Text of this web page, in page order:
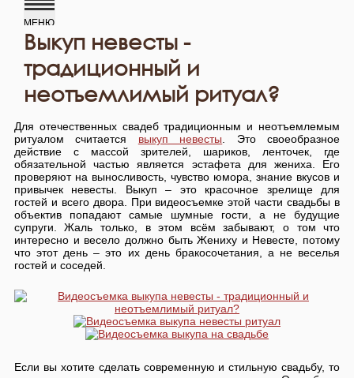
Выкуп невесты -
традиционный и
неотъемлимый ритуал?
Для отечественных свадеб традиционным и неотъемлемым
ритуалом считается выкуп невесты. Это своеобразное
действие с массой зрителей, шариков, ленточек, где
обязательной частью является эстафета для жениха. Его
проверяют на выносливость, чувство юмора, знание вкусов и
привычек невесты. Выкуп – это красочное зрелище для
гостей и всего двора. При видеосъемке этой части свадьбы в
объектив попадают самые шумные гости, а не будущие
супруги. Жаль только, в этом всём забывают, о том что
интересно и весело должно быть Жениху и Невесте, потому
что этот день – это их день бракосочетания, а не веселья
гостей и соседей.
Если вы хотите сделать современную и стильную свадьбу, то